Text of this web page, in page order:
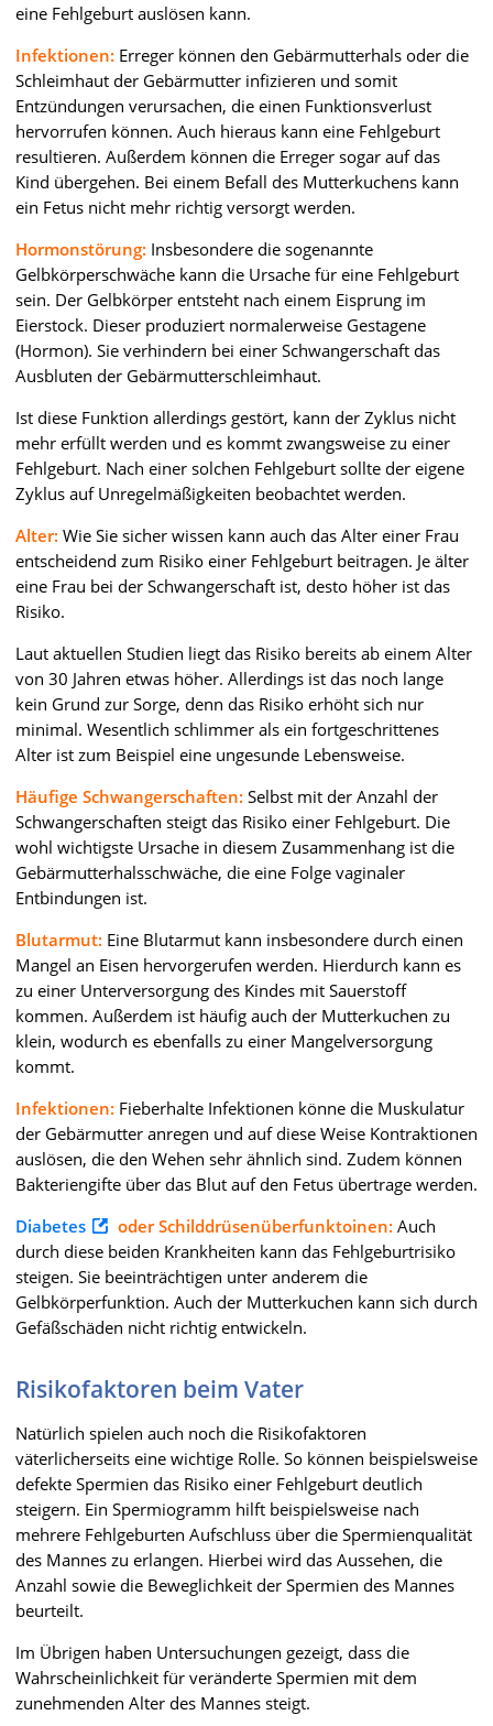
eine Fehlgeburt auslösen kann.
Infektionen: Erreger können den Gebärmutterhals oder die
Schleimhaut der Gebärmutter infizieren und somit
Entzündungen verursachen, die einen Funktionsverlust
hervorrufen können. Auch hieraus kann eine Fehlgeburt
resultieren. Außerdem können die Erreger sogar auf das
Kind übergehen. Bei einem Befall des Mutterkuchens kann
ein Fetus nicht mehr richtig versorgt werden.
Hormonstörung: Insbesondere die sogenannte
Gelbkörperschwäche kann die Ursache für eine Fehlgeburt
sein. Der Gelbkörper entsteht nach einem Eisprung im
Eierstock. Dieser produziert normalerweise Gestagene
(Hormon). Sie verhindern bei einer Schwangerschaft das
Ausbluten der Gebärmutterschleimhaut.
Ist diese Funktion allerdings gestört, kann der Zyklus nicht
mehr erfüllt werden und es kommt zwangsweise zu einer
Fehlgeburt. Nach einer solchen Fehlgeburt sollte der eigene
Zyklus auf Unregelmäßigkeiten beobachtet werden.
Alter: Wie Sie sicher wissen kann auch das Alter einer Frau
entscheidend zum Risiko einer Fehlgeburt beitragen. Je älter
eine Frau bei der Schwangerschaft ist, desto höher ist das
Risiko.
Laut aktuellen Studien liegt das Risiko bereits ab einem Alter
von 30 Jahren etwas höher. Allerdings ist das noch lange
kein Grund zur Sorge, denn das Risiko erhöht sich nur
minimal. Wesentlich schlimmer als ein fortgeschrittenes
Alter ist zum Beispiel eine ungesunde Lebensweise.
Häufige Schwangerschaften: Selbst mit der Anzahl der
Schwangerschaften steigt das Risiko einer Fehlgeburt. Die
wohl wichtigste Ursache in diesem Zusammenhang ist die
Gebärmutterhalsschwäche, die eine Folge vaginaler
Entbindungen ist.
Blutarmut: Eine Blutarmut kann insbesondere durch einen
Mangel an Eisen hervorgerufen werden. Hierdurch kann es
zu einer Unterversorgung des Kindes mit Sauerstoff
kommen. Außerdem ist häufig auch der Mutterkuchen zu
klein, wodurch es ebenfalls zu einer Mangelversorgung
kommt.
Infektionen: Fieberhalte Infektionen könne die Muskulatur
der Gebärmutter anregen und auf diese Weise Kontraktionen
auslösen, die den Wehen sehr ähnlich sind. Zudem können
Bakteriengifte über das Blut auf den Fetus übertrage werden.
Diabetes
oder Schilddrüsenüberfunktoinen: Auch
durch diese beiden Krankheiten kann das Fehlgeburtrisiko
steigen. Sie beeinträchtigen unter anderem die
Gelbkörperfunktion. Auch der Mutterkuchen kann sich durch
Gefäßschäden nicht richtig entwickeln.
Risikofaktoren beim Vater
Natürlich spielen auch noch die Risikofaktoren
väterlicherseits eine wichtige Rolle. So können beispielsweise
defekte Spermien das Risiko einer Fehlgeburt deutlich
steigern. Ein Spermiogramm hilft beispielsweise nach
mehrere Fehlgeburten Aufschluss über die Spermienqualität
des Mannes zu erlangen. Hierbei wird das Aussehen, die
Anzahl sowie die Beweglichkeit der Spermien des Mannes
beurteilt.
Im Übrigen haben Untersuchungen gezeigt, dass die
Wahrscheinlichkeit für veränderte Spermien mit dem
zunehmenden Alter des Mannes steigt.